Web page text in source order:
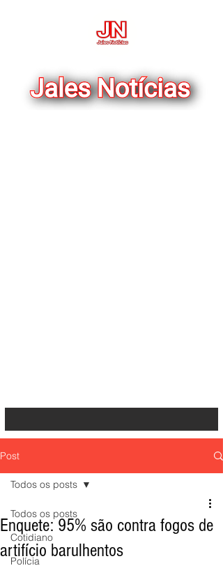
Post
Todos os posts
Cotidiano
Polícia
Todos os posts
Enquete: 95% são contra fogos de
artifício barulhentos